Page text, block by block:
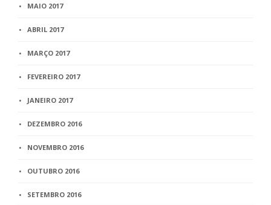
MAIO 2017
ABRIL 2017
MARÇO 2017
FEVEREIRO 2017
JANEIRO 2017
DEZEMBRO 2016
NOVEMBRO 2016
OUTUBRO 2016
SETEMBRO 2016